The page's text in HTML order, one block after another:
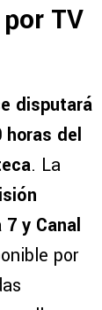
TV
disputará
del
. La
y Canal
por